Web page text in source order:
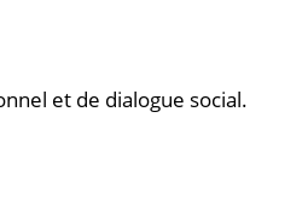
et de dialogue social.